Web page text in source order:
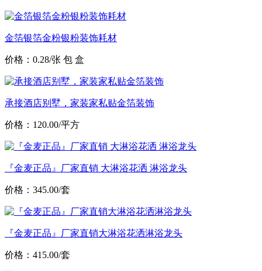
金箔银箔金粉银粉装饰耗材
价格：0.28/张 包 盒
承接酒店别墅，家装家私贴金箔装饰
价格：120.00/平方
『金麦正品』厂家直销 大淋浴花洒 淋浴龙头
价格：345.00/套
『金麦正品』厂家直销大淋浴花洒淋浴龙头
价格：415.00/套